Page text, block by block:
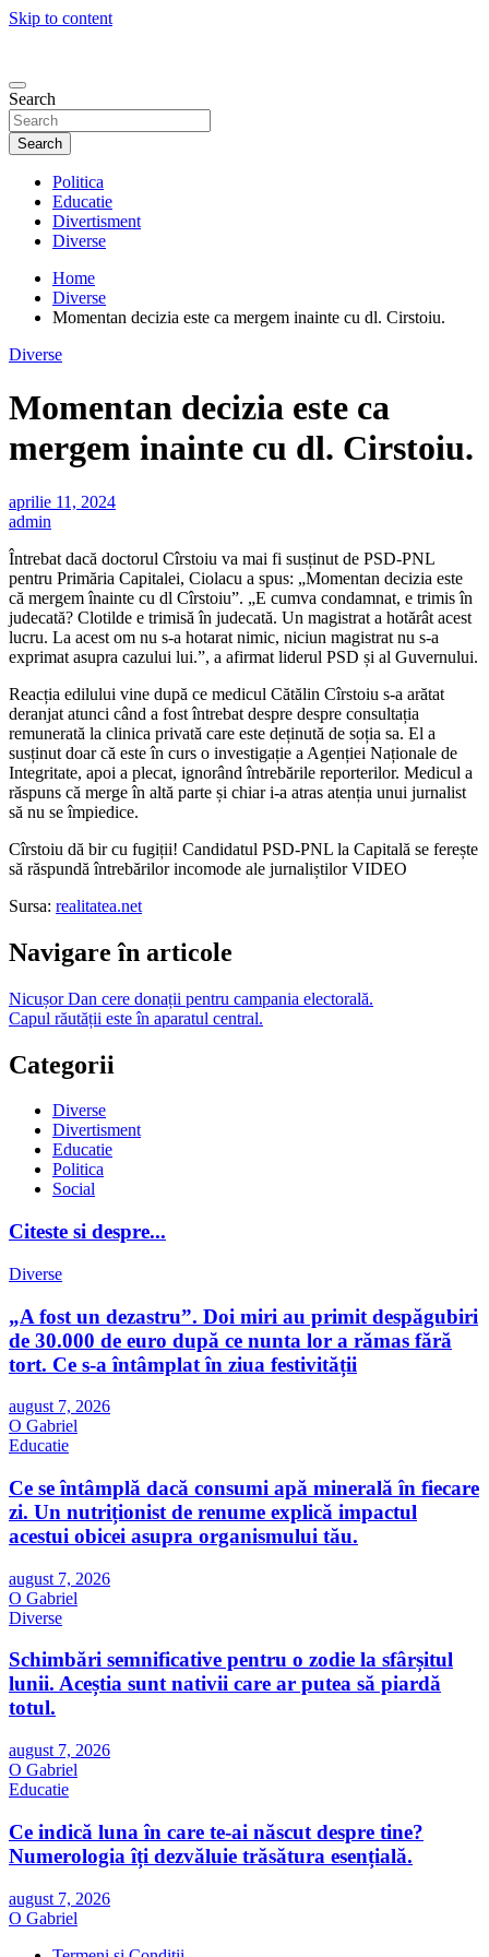
Skip to content
Search
Search
Politica
Educatie
Divertisment
Diverse
Home
Diverse
Momentan decizia este ca mergem inainte cu dl. Cirstoiu.
Diverse
Momentan decizia este ca
mergem inainte cu dl. Cirstoiu.
aprilie 11, 2024
admin
Întrebat dacă doctorul Cîrstoiu va mai fi susținut de PSD-PNL
pentru Primăria Capitalei, Ciolacu a spus: „Momentan decizia este
că mergem înainte cu dl Cîrstoiu”. „E cumva condamnat, e trimis în
judecată? Clotilde e trimisă în judecată. Un magistrat a hotărât acest
lucru. La acest om nu s-a hotarat nimic, niciun magistrat nu s-a
exprimat asupra cazului lui.”, a afirmat liderul PSD și al Guvernului.
Reacția edilului vine după ce medicul Cătălin Cîrstoiu s-a arătat
deranjat atunci când a fost întrebat despre despre consultația
remunerată la clinica privată care este deținută de soția sa. El a
susținut doar că este în curs o investigație a Agenției Naționale de
Integritate, apoi a plecat, ignorând întrebările reporterilor. Medicul a
răspuns că merge în altă parte și chiar i-a atras atenția unui jurnalist
să nu se împiedice.
Cîrstoiu dă bir cu fugiții! Candidatul PSD-PNL la Capitală se ferește
să răspundă întrebărilor incomode ale jurnaliștilor VIDEO
Sursa: realitatea.net
Navigare în articole
Nicușor Dan cere donații pentru campania electorală.
Capul răutății este în aparatul central.
Categorii
Diverse
Divertisment
Educatie
Politica
Social
Citeste si despre...
Diverse
„A fost un dezastru”. Doi miri au primit despăgubiri
de 30.000 de euro după ce nunta lor a rămas fără
tort. Ce s-a întâmplat în ziua festivității
august 7, 2026
O Gabriel
Educatie
Ce se întâmplă dacă consumi apă minerală în fiecare
zi. Un nutriționist de renume explică impactul
acestui obicei asupra organismului tău.
august 7, 2026
O Gabriel
Diverse
Schimbări semnificative pentru o zodie la sfârșitul
lunii. Aceștia sunt nativii care ar putea să piardă
totul.
august 7, 2026
O Gabriel
Educatie
Ce indică luna în care te-ai născut despre tine?
Numerologia îți dezvăluie trăsătura esențială.
august 7, 2026
O Gabriel